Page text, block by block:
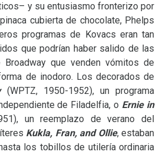
y su entusiasmo fronterizo por
cubierta de chocolate, Phelps
programas de Kovacs eran tan
que podrían haber salido de las
que venden vómitos de
de inodoro. Los decorados de
(WPTZ, 1950-1952), un programa
de Filadelfia, o Ernie in
un reemplazo de verano del
Kukla, Fran, and Ollie, estaban
los tobillos de utilería ordinaria